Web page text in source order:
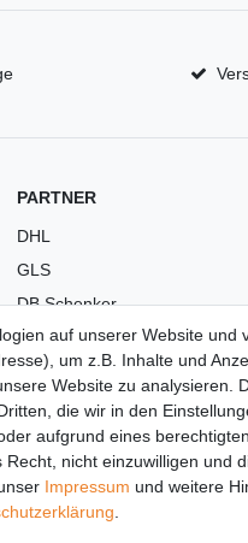
PARTNER
DHL
GLS
DB Schenker
PaketPLUS
auf unserer Website
um z.B. Inhalte und
Website zu analysieren.
die wir in den
aufgrund eines
nicht einzuwilligen und
Impressum und weitere